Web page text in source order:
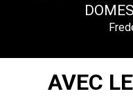
AVEC